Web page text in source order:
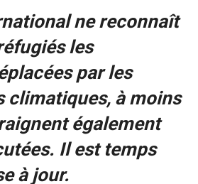
ne reconnaît
les
par les
climatiques, à moins
également
Il est temps
à jour.